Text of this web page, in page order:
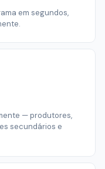
em segundos,
— produtores,
secundários e